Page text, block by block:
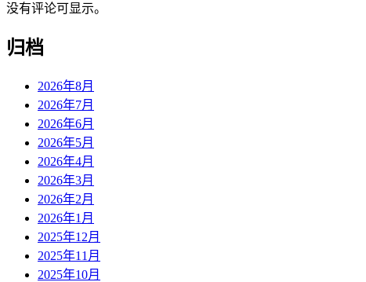
没有评论可显示。
归档
2026年8月
2026年7月
2026年6月
2026年5月
2026年4月
2026年3月
2026年2月
2026年1月
2025年12月
2025年11月
2025年10月